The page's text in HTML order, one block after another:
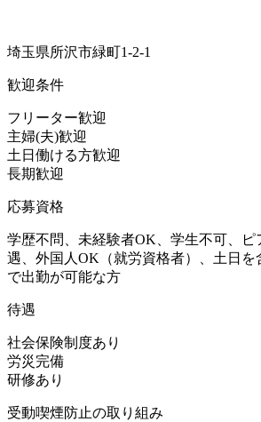
埼玉県所沢市緑町1-2-1
歓迎条件
フリーター歓迎
主婦(夫)歓迎
土日働ける方歓迎
長期歓迎
応募資格
学歴不問、未経験者OK、学生不可、ピ
遇、外国人OK（就労資格者）、土日を
で出勤が可能な方
待遇
社会保険制度あり
労災完備
研修あり
受動喫煙防止の取り組み